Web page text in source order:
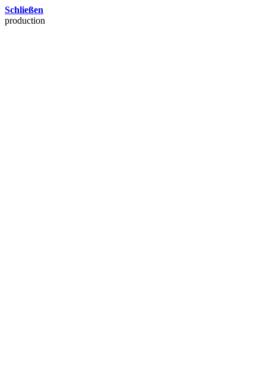
Schließen
production